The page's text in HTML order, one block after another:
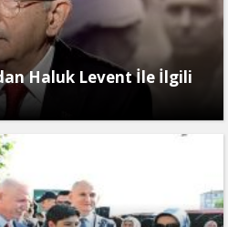
Haluk Levent İle İlgili